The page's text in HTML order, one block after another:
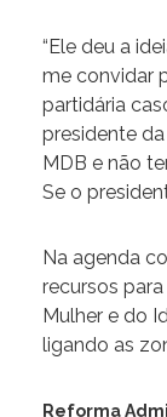
“Ele deu a
me convidar
partidária
presidente
MDB e não
Se o
Na agenda
recursos
Mulher e do
ligando as
Reforma